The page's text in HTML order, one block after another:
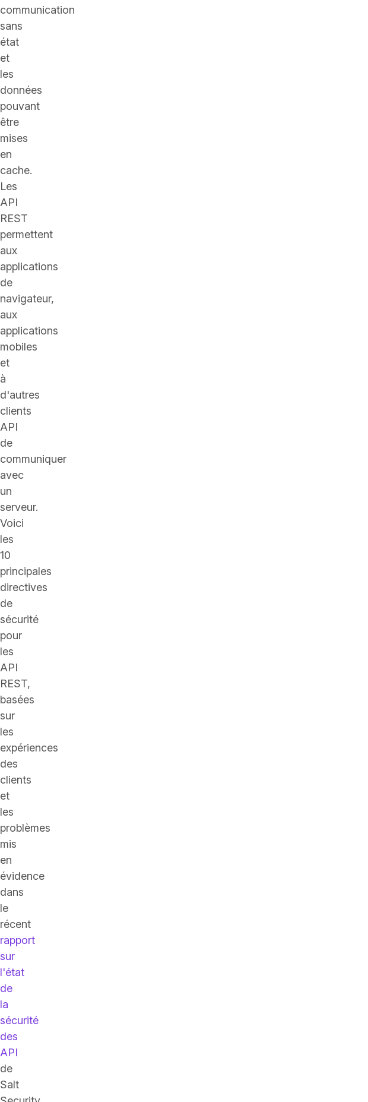
communication
sans
état
et
les
données
pouvant
être
mises
en
cache.
Les
API
REST
permettent
aux
applications
de
navigateur,
aux
applications
mobiles
et
à
d'autres
clients
API
de
communiquer
avec
un
serveur.
Voici
les
10
principales
directives
de
sécurité
pour
les
API
REST,
basées
sur
les
expériences
des
clients
et
les
problèmes
mis
en
évidence
dans
le
récent
rapport
sur
l'état
de
la
sécurité
des
API
de
Salt